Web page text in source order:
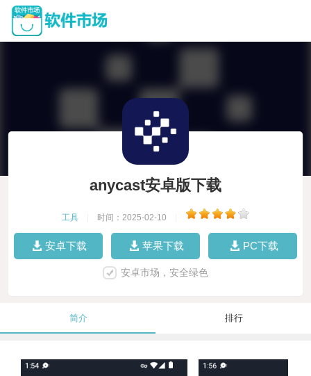
anycast安卓版下载
工具 时间：2025-02-10
安卓下载 苹果下载 PC下载
安卓市场，安全绿色
简介 排行